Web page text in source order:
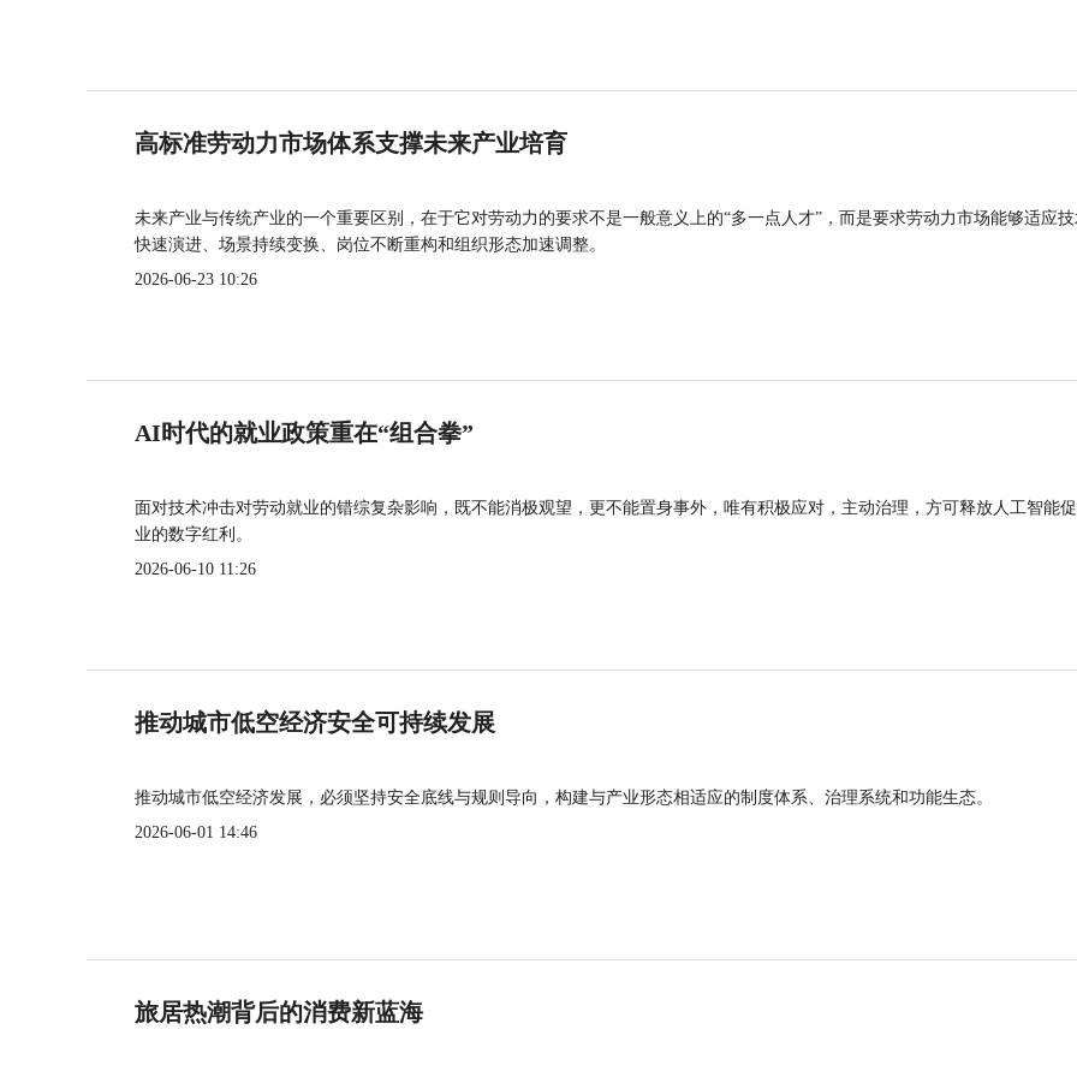
高标准劳动力市场体系支撑未来产业培育
未来产业与传统产业的一个重要区别，在于它对劳动力的要求不是一般意义上的“多一点人才”，而是要求劳动力市场能够适应
快速演进、场景持续变换、岗位不断重构和组织形态加速调整。
2026-06-23 10:26
AI时代的就业政策重在“组合拳”
面对技术冲击对劳动就业的错综复杂影响，既不能消极观望，更不能置身事外，唯有积极应对，主动治理，方可释放人工智能
业的数字红利。
2026-06-10 11:26
推动城市低空经济安全可持续发展
推动城市低空经济发展，必须坚持安全底线与规则导向，构建与产业形态相适应的制度体系、治理系统和功能生态。
2026-06-01 14:46
旅居热潮背后的消费新蓝海